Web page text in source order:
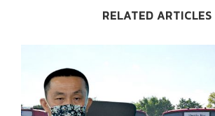
RELATED ARTICLES